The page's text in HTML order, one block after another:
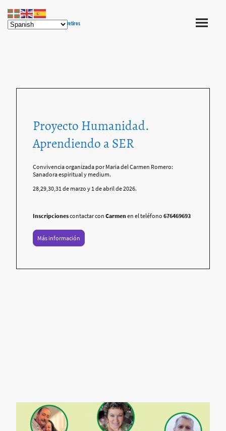
SORGUNE campamentos y retiros
Proyecto Humanidad.
Aprendiendo a SER
Convivencia organizada por Maria del Carmen Romero:
Sanadora espiritual y medium.
28,29,30,31 de marzo y 1 de abril de 2026.
Inscripcionescontactar con Carmenen el teléfono 676469693
Más información